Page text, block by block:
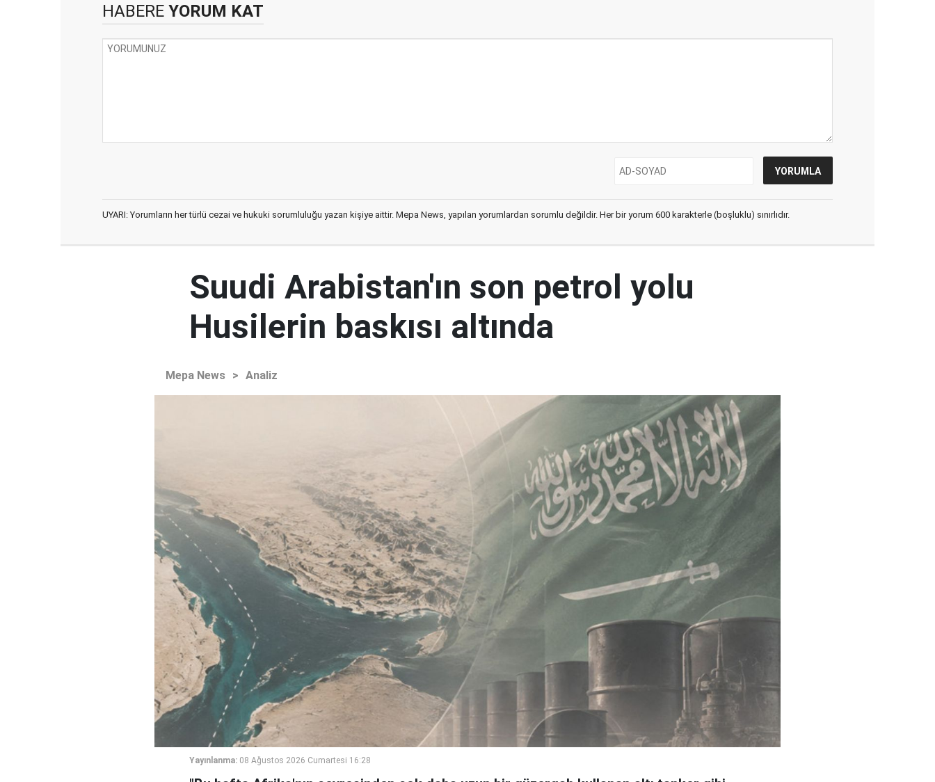
HABERE YORUM KAT
UYARI: Yorumların her türlü cezai ve hukuki sorumluluğu yazan kişiye aittir. Mepa News, yapılan yorumlardan sorumlu değildir. Her bir yorum 600 karakterle (boşluklu) sınırlıdır.
Suudi Arabistan'ın son petrol yolu
Husilerin baskısı altında
Mepa News > Analiz
Yayınlanma: 08 Ağustos 2026 Cumartesi 16:28